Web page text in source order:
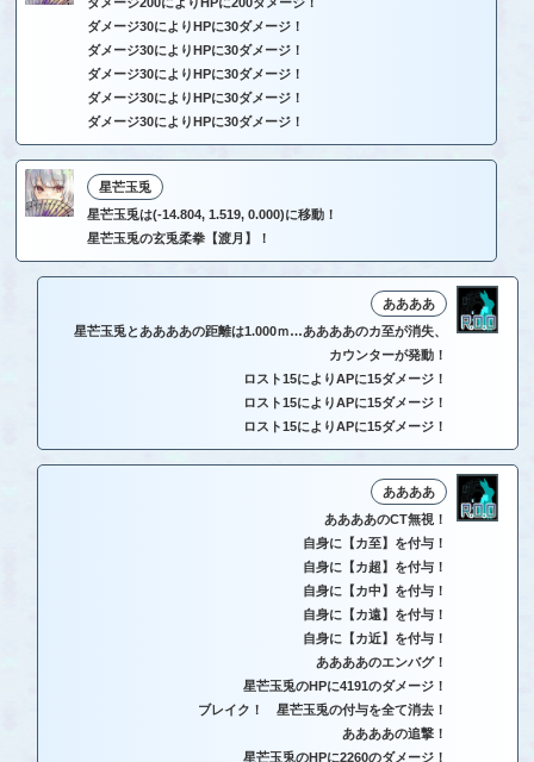
ダメージ200によりHPに200ダメージ！
ダメージ30によりHPに30ダメージ！
ダメージ30によりHPに30ダメージ！
ダメージ30によりHPに30ダメージ！
ダメージ30によりHPに30ダメージ！
ダメージ30によりHPに30ダメージ！
星芒玉兎
星芒玉兎は(-14.804, 1.519, 0.000)に移動！
星芒玉兎の玄兎柔拳【渡月】！
ああああ
星芒玉兎とああああの距離は1.000ｍ…ああああのカ至が消失、
カウンターが発動！
ロスト15によりAPに15ダメージ！
ロスト15によりAPに15ダメージ！
ロスト15によりAPに15ダメージ！
ああああ
ああああのCT無視！
自身に【カ至】を付与！
自身に【カ超】を付与！
自身に【カ中】を付与！
自身に【カ遠】を付与！
自身に【カ近】を付与！
ああああのエンバグ！
星芒玉兎のHPに4191のダメージ！
ブレイク！ 星芒玉兎の付与を全て消去！
ああああの追撃！
星芒玉兎のHPに2260のダメージ！